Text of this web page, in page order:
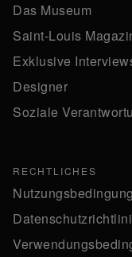
Das Museum
Saint-Louis
Exklusive
Designer
Soziale
RECHTLICHES